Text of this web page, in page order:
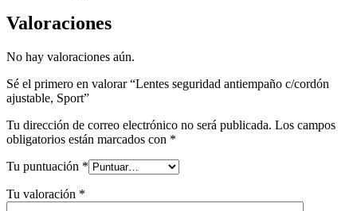
Valoraciones
No hay valoraciones aún.
Sé el primero en valorar “Lentes seguridad antiempaño c/cordón
ajustable, Sport”
Tu dirección de correo electrónico no será publicada. Los campos
obligatorios están marcados con *
Tu puntuación *
Tu valoración *